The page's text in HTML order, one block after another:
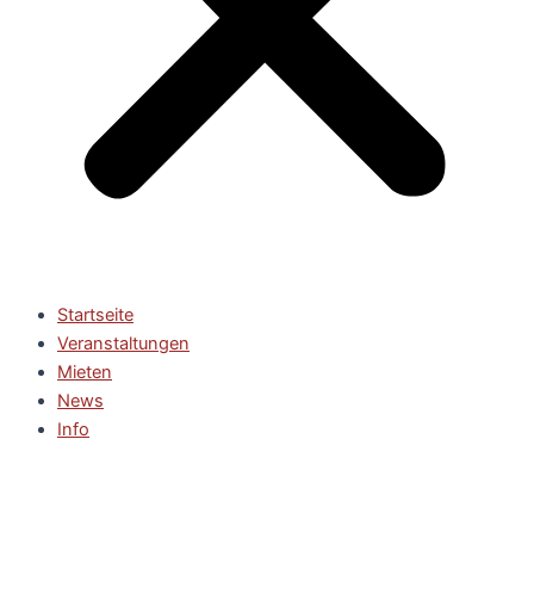
Startseite
Veranstaltungen
Mieten
News
Info